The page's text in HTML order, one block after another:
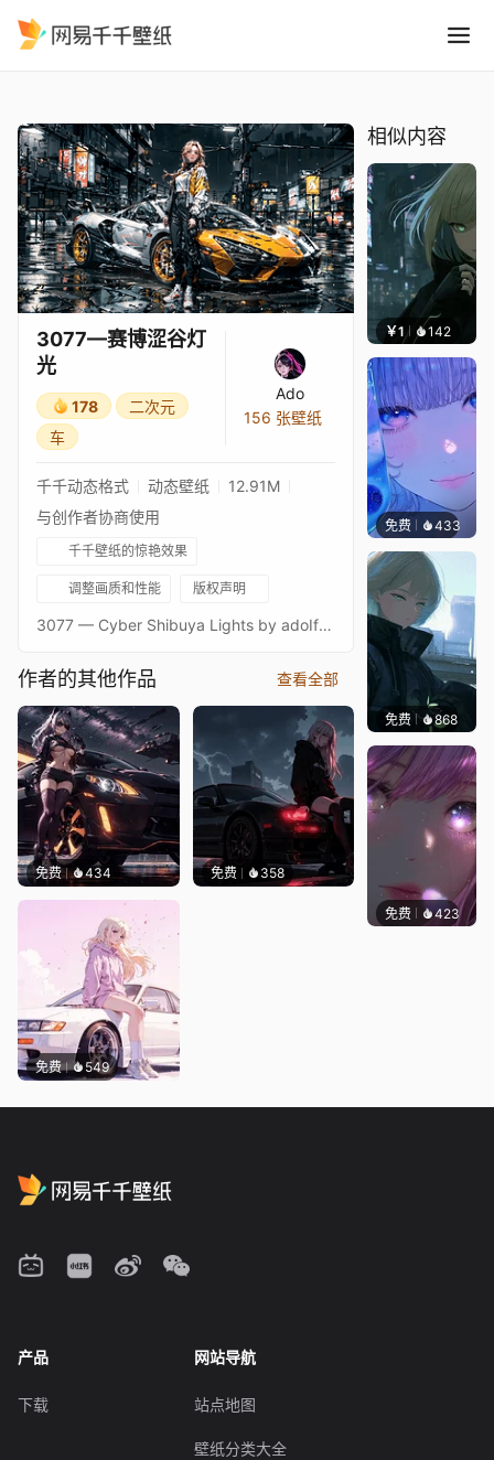
3077—赛博涩谷灯
光
178
二次元
车
Ado
156 张壁纸
千千动态格式 动态壁纸
12.91M
与创作者协商使用
千千壁纸的惊艳效果
调整画质和性能 版权声明
3077 — Cyber Shibuya Lights by adoIf you want to make commissions or support my work don't forget to check my patreon!https://www.patreon.com/AdoYapper
作者的其他作品 查看全部
免费 434 免费 358
免费 549
相似内容
￥1 142
免费 433辰东
免费 868辰东
免费 423辰东
产品
下载
网站导航
站点地图
壁纸分类大全